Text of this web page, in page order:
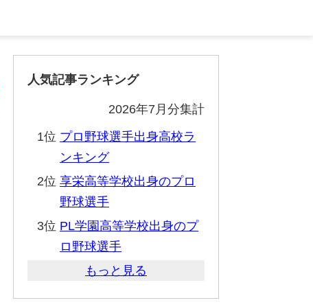
人気記事ランキング
2026年7月分集計
1位 プロ野球選手出身高校ラ
ンキング
2位 享栄高等学校出身のプロ
野球選手
3位 PL学園高等学校出身のプ
ロ野球選手
もっと見る